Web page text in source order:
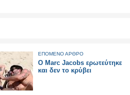
ΕΠΟΜΕΝΟ ΑΡΘΡΟ
O Marc Jacobs ερωτεύτηκε
και δεν το κρύβει